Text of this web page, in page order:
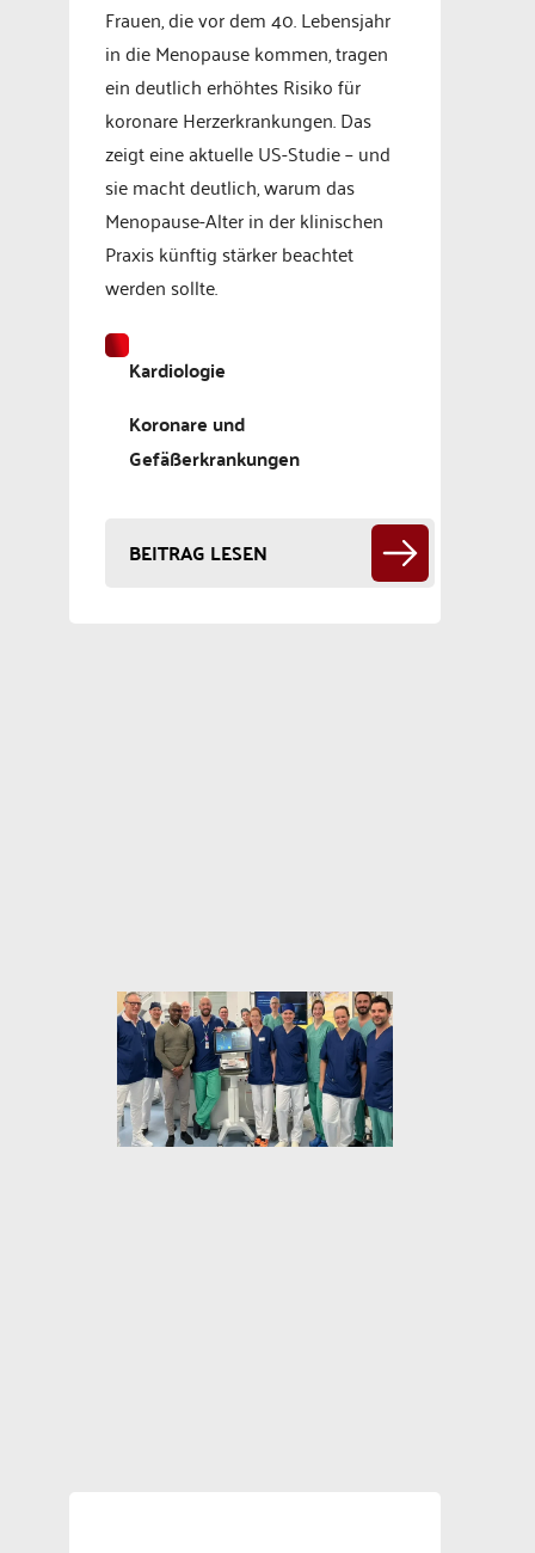
Frauen, die vor dem 40. Lebensjahr
in die Menopause kommen, tragen
ein deutlich erhöhtes Risiko für
koronare Herzerkrankungen. Das
zeigt eine aktuelle US-Studie – und
sie macht deutlich, warum das
Menopause-Alter in der klinischen
Praxis künftig stärker beachtet
werden sollte.
Kardiologie
Koronare und
Gefäßerkrankungen
BEITRAG LESEN